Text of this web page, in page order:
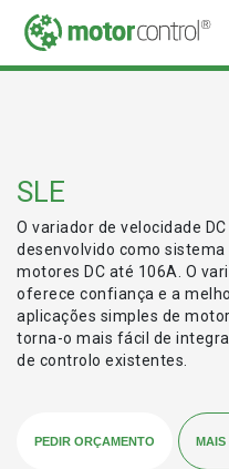
SLE
O variador de velocidade
desenvolvido como
motores DC até 106A. O
oferece confiança e a
aplicações simples de
torna-o mais fácil de
de controlo existentes.
PEDIR ORÇAMENTO MAIS